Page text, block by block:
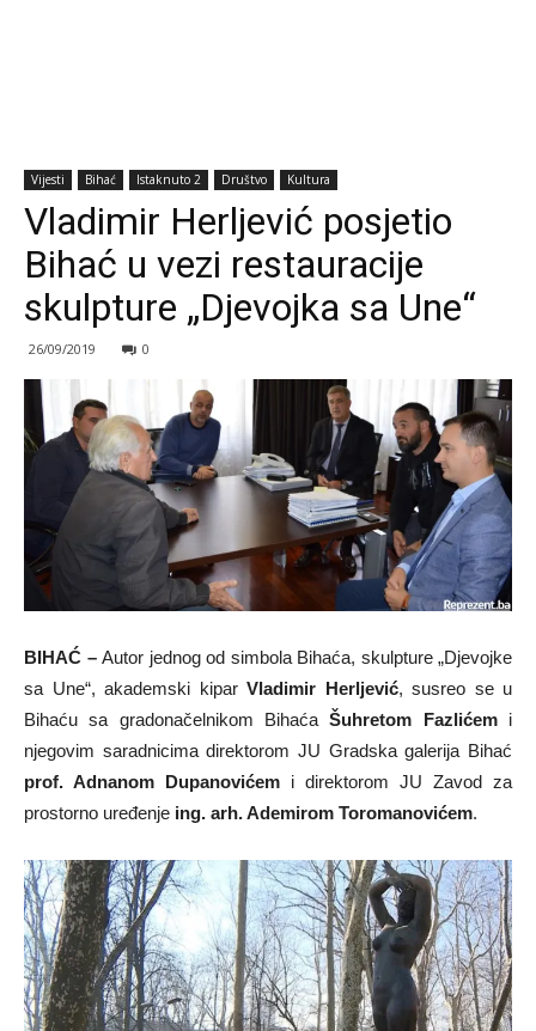
Vijesti Bihać Istaknuto 2 Društvo Kultura
Vladimir Herljević posjetio
Bihać u vezi restauracije
skulpture „Djevojka sa Une“
26/09/2019 0
BIHAĆ – Autor jednog od simbola Bihaća, skulpture „Djevojke
sa Une“, akademski kipar Vladimir Herljević, susreo se u
Bihaću sa gradonačelnikom BihaćaŠuhretom Fazlićemi
njegovim saradnicima direktorom JU Gradska galerija Bihać
prof. Adnanom Dupanovićem i direktorom JU Zavod za
prostorno uređenje ing. arh. Ademirom Toromanovićem.